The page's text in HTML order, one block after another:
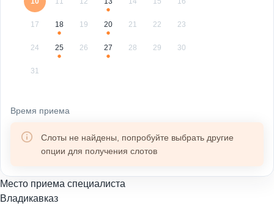
17 18 19 20 21 22 23
24 25 26 27 28 29 30
31
Время приема
Слоты не найдены, попробуйте выбрать другие
опции для получения слотов
Место приема специалиста
Владикавказ